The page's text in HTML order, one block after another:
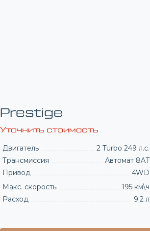
President 7 мест
Уточнить стоимость
Двигатель
2 Turbo 249 л.с.
Трансмиссия
Автомат 8AT
Привод
4WD
Макс. скорость
195 км\ч
Расход
9.2 л